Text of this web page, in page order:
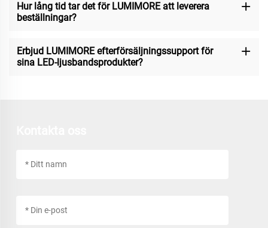
Hur lång tid tar det för LUMIMORE att leverera
beställningar?
Erbjud LUMIMORE efterförsäljningssupport för
sina LED-ljusbandsprodukter?